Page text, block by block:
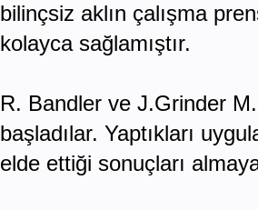
bilinçsiz aklın çalışma
kolayca sağlamıştır.
R. Bandler ve J.Grinder
başladılar. Yaptıkları
elde ettiği sonuçları